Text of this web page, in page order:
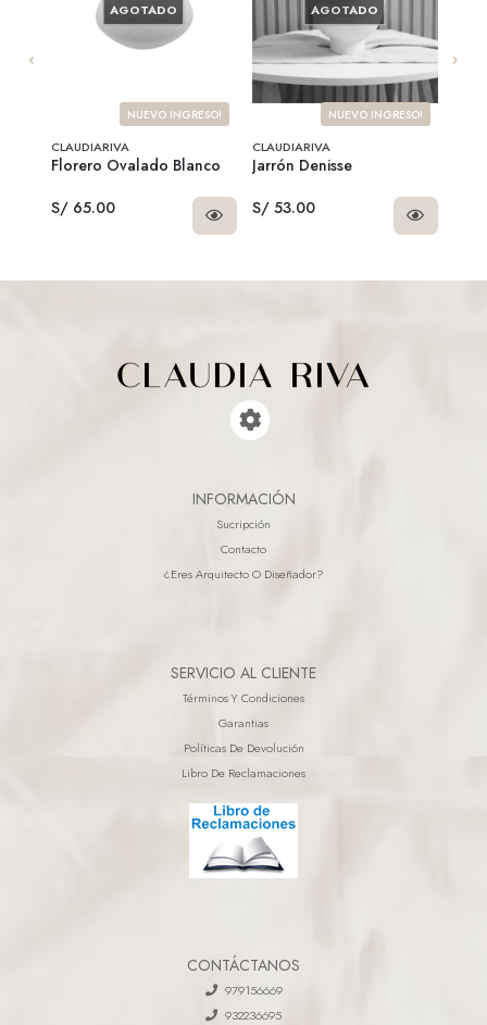
AGOTADO
NUEVO INGRESO!
CLAUDIARIVA
Florero Ovalado Blanco
S/ 65.00
AGOTADO
NUEVO INGRESO!
CLAUDIARIVA
Jarrón Denisse
S/ 53.00
INFORMACIÓN
Sucripción
Contacto
¿eres Arquitecto O Diseñador?
SERVICIO AL CLIENTE
Términos Y Condiciones
Garantias
Políticas De Devolución
Libro De Reclamaciones
CONTÁCTANOS
979156669
932236695